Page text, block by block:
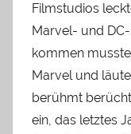
Filmstudios
Marvel- und
kommen
Marvel und
berühmt
ein, das letztes